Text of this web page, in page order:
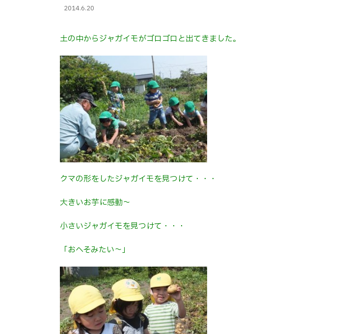
2014.6.20
土の中からジャガイモがゴロゴロと出てきました。
クマの形をしたジャガイモを見つけて・・・
大きいお芋に感動～
小さいジャガイモを見つけて・・・
「おへそみたい～」